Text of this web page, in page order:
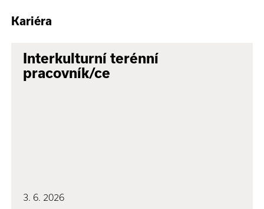
Kariéra
Interkulturní terénní
pracovník/ce
3. 6. 2026